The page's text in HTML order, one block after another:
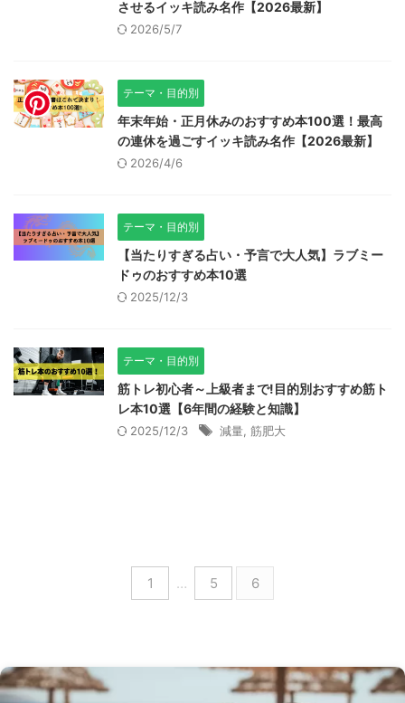
させるイッキ読み名作【2026最新】
2026/5/7
テーマ・目的別
年末年始・正月休みのおすすめ本100選！最高
の連休を過ごすイッキ読み名作【2026最新】
2026/4/6
テーマ・目的別
【当たりすぎる占い・予言で大人気】ラブミー
ドゥのおすすめ本10選
2025/12/3
テーマ・目的別
筋トレ初心者～上級者まで!目的別おすすめ筋ト
レ本10選【6年間の経験と知識】
2025/12/3 減量 筋肥大
1 … 5 6